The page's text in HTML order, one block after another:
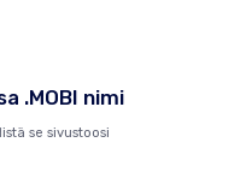
.MOBI nimi
se sivustoosi